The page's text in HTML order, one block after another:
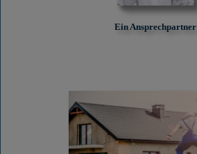
Ein Ansprechpartner